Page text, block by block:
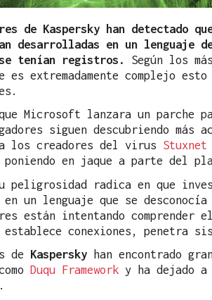
de Kaspersky han detectado
desarrolladas en un lenguaje
tenían registros.
Según los
es extremadamente complejo
Microsoft lanzara un parche
siguen descubriendo más
los creadores del virus Stuxnet
en jaque a parte del
peligrosidad radica en que
en un lenguaje que se
están intentando comprender
establece conexiones, penetra
de Kaspersky han encontrado
Duqu Framework y ha dejado a